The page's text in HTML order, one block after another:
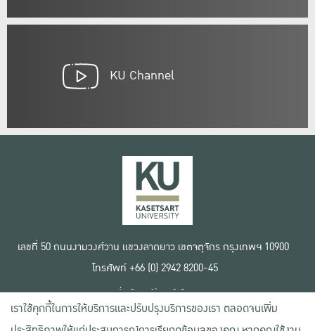
KU Channel
เลขที่ 50 ถนนงามวงศ์วาน แขวงลาดยาว เขตจตุจักร กรุงเทพฯ 10900
โทรศัพท์ +66 (0) 2942 8200-45
เงื่อนไขการใช้งานเว็บไซต์
ข้อตกลงด้านสิทธิ์ใช้งาน
นโยบายความเป็นส่วนตัว
เราใช้คุกกี้ในการให้บริการและปรับปรุงบริการของเรา ตลอดจนเพิ่ม